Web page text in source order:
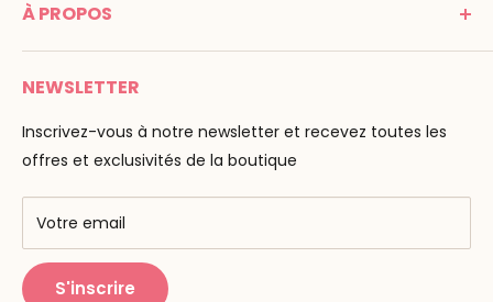
Tél : 05 53 61 21 26
Email :info@montessori-spirit.com
Mentions légales
Paiement
Livraison
F.A.Q
À PROPOS
Montessori Spirit
Maria Montessori
La pédagogie
Nos marques
Centres de formation
Public Montessori
NEWSLETTER
Inscrivez-vous à notre newsletter et recevez toutes les
offres et exclusivités de la boutique
Votre email
S'inscrire